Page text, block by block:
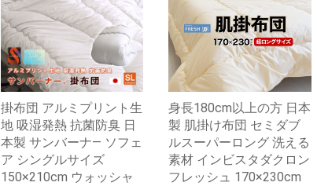
掛布団 アルミプリント生
地 吸湿発熱 抗菌防臭 日
本製 サンバーナ― ソフェ
ア シングルサイズ
150×210cm ウォッシャ
身長180cm以上の方 日本
製 肌掛け布団 セミダブ
ルスーパーロング 洗える
素材 インビスタダクロン
フレッシュ 170×230cm